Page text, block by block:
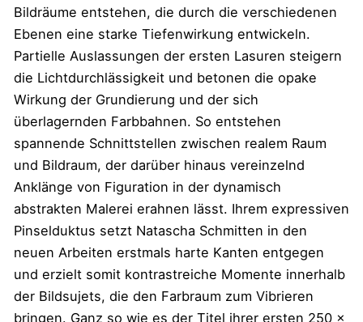
Bildräume entstehen, die durch die verschiedenen
Ebenen eine starke Tiefenwirkung entwickeln.
Partielle Auslassungen der ersten Lasuren steigern
die Lichtdurchlässigkeit und betonen die opake
Wirkung der Grundierung und der sich
überlagernden Farbbahnen. So entstehen
spannende Schnittstellen zwischen realem Raum
und Bildraum, der darüber hinaus vereinzelnd
Anklänge von Figuration in der dynamisch
abstrakten Malerei erahnen lässt. Ihrem expressiven
Pinselduktus setzt Natascha Schmitten in den
neuen Arbeiten erstmals harte Kanten entgegen
und erzielt somit kontrastreiche Momente innerhalb
der Bildsujets, die den Farbraum zum Vibrieren
bringen. Ganz so wie es der Titel ihrer ersten 250 x